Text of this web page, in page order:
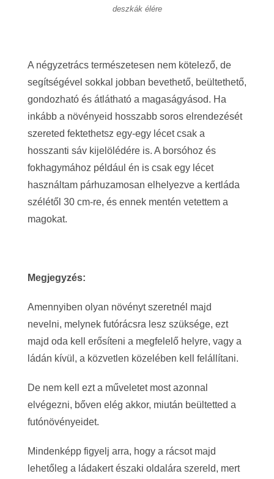
deszkák élére
A négyzetrács természetesen nem kötelező, de
segítségével sokkal jobban bevethető, beültethető,
gondozható és átlátható a magaságyásod. Ha
inkább a növényeid hosszabb soros elrendezését
szereted fektethetsz egy-egy lécet csak a
hosszanti sáv kijelölédére is. A borsóhoz és
fokhagymához például én is csak egy lécet
használtam párhuzamosan elhelyezve a kertláda
szélétől 30 cm-re, és ennek mentén vetettem a
magokat.
Megjegyzés:
Amennyiben olyan növényt szeretnél majd
nevelni, melynek futórácsra lesz szüksége, ezt
majd oda kell erősíteni a megfelelő helyre, vagy a
ládán kívül, a közvetlen közelében kell felállítani.
De nem kell ezt a műveletet most azonnal
elvégezni, bőven elég akkor, miután beültetted a
futónövényeidet.
Mindenképp figyelj arra, hogy a rácsot majd
lehetőleg a ládakert északi oldalára szereld, mert